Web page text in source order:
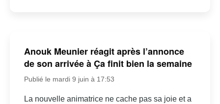
Anouk Meunier réagit après l’annonce
de son arrivée à Ça finit bien la semaine
Publié le mardi 9 juin à 17:53
La nouvelle animatrice ne cache pas sa joie et a